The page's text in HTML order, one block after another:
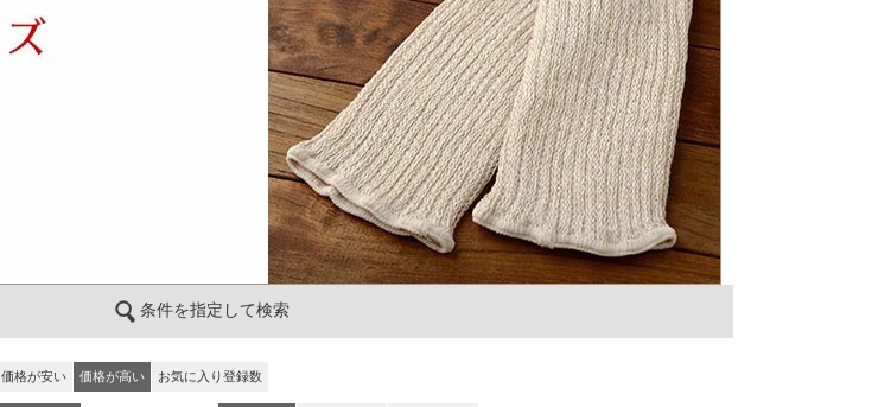
条件を指定して検索
価格が安い 価格が高い お気に入り登録数